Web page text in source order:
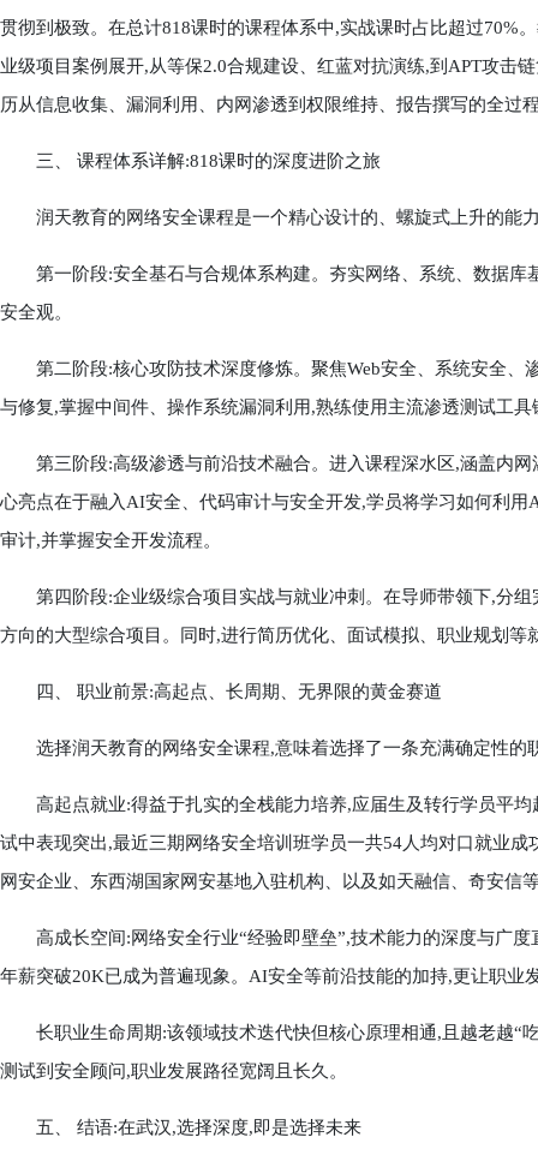
贯彻到极致。在总计818课时的课程体系中,实战课时占比超过70%
业级项目案例展开,从等保2.0合规建设、红蓝对抗演练,到APT攻击
历从信息收集、漏洞利用、内网渗透到权限维持、报告撰写的全过
三、 课程体系详解:818课时的深度进阶之旅
润天教育的网络安全课程是一个精心设计的、螺旋式上升的能
第一阶段:安全基石与合规体系构建。夯实网络、系统、数据库
安全观。
第二阶段:核心攻防技术深度修炼。聚焦Web安全、系统安全、
与修复,掌握中间件、操作系统漏洞利用,熟练使用主流渗透测试工
第三阶段:高级渗透与前沿技术融合。进入课程深水区,涵盖内网
心亮点在于融入AI安全、代码审计与安全开发,学员将学习如何利
审计,并掌握安全开发流程。
第四阶段:企业级综合项目实战与就业冲刺。在导师带领下,分组
方向的大型综合项目。同时,进行简历优化、面试模拟、职业规划等
四、 职业前景:高起点、长周期、无界限的黄金赛道
选择润天教育的网络安全课程,意味着选择了一条充满确定性的
高起点就业:得益于扎实的全栈能力培养,应届生及转行学员平均
试中表现突出,最近三期网络安全培训班学员一共54人均对口就业
网安企业、东西湖国家网安基地入驻机构、以及如天融信、奇安信
高成长空间:网络安全行业“经验即壁垒”,技术能力的深度与广度
年薪突破20K已成为普遍现象。AI安全等前沿技能的加持,更让职业
长职业生命周期:该领域技术迭代快但核心原理相通,且越老越“
测试到安全顾问,职业发展路径宽阔且长久。
五、 结语:在武汉,选择深度,即是选择未来